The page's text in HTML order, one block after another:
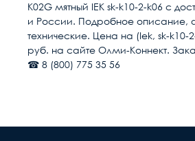
Единица измерения шт
Вес, кг 8.9
Условия доставки
Доставка осуществляется в
рабочих дней после
наш расчётный счёт
K02G мятный IEK sk-k10-2-k06 с
и России. Подробное описание,
технические. Цена на (Iek, sk-k10-
руб. на сайте Олми-Коннект.
☎ 8 (800) 775 35 56